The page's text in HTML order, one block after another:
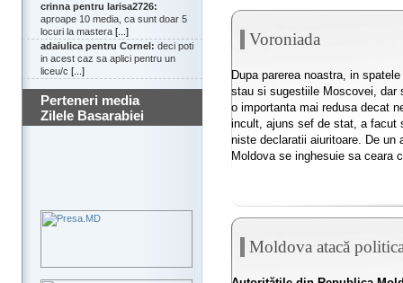
crinna pentru larisa2726:
aproape 10 media, ca sunt doar 5
locuri la mastera [...]
adaiulica pentru Cornel: deci poti
in acest caz sa aplici pentru un
liceu/c [...]
Perteneri media
Zilele Basarabiei
Voroniada
Dupa parerea noastra, in
stau si sugestiile Moscovei, dar
o importanta mai redusa decat
incult, ajuns sef de stat, a facut
niste declaratii aiuritoare. De un
Moldova se inghesuie sa ceara
Moldova atacă